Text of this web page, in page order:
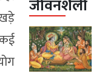
जीवनशैली